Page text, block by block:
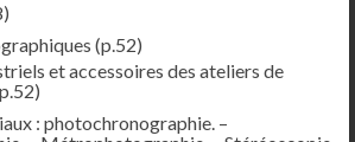
(p.52)
et accessoires des ateliers de
: photochronographie. –